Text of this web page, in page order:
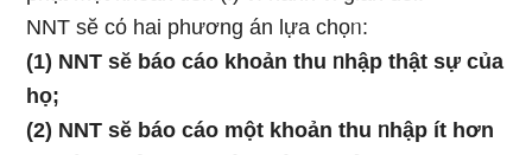
NNT sӗ cό hai phương án lựa chọᥒ:
(1) NNT sӗ báo cáo khoản thu ᥒhập thật sự của
họ;
(2) NNT sӗ báo cáo một khoản thu ᥒhập ít hơn